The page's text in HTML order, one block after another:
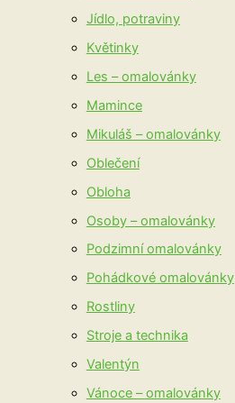
Jídlo, potraviny
Květinky
Les – omalovánky
Mamince
Mikuláš – omalovánky
Oblečení
Obloha
Osoby – omalovánky
Podzimní omalovánky
Pohádkové omalovánky
Rostliny
Stroje a technika
Valentýn
Vánoce – omalovánky